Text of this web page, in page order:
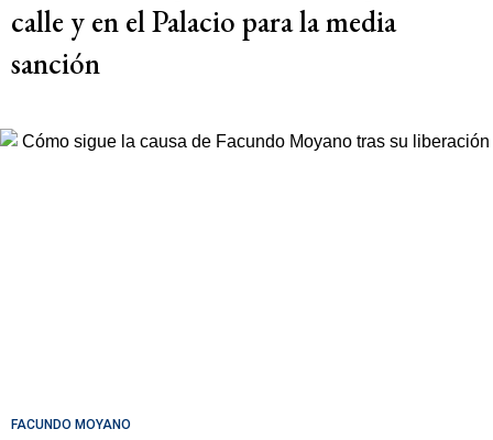
calle y en el Palacio para la media
sanción
FACUNDO MOYANO